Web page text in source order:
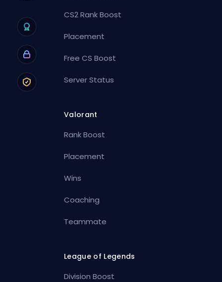
CS2 Rank Boost
Placement
Free CS Boost
Server Status
Valorant
Rank Boost
Placement
Wins
Coaching
Teammate
League of Legends
Division Boost